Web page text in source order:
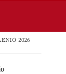
2026